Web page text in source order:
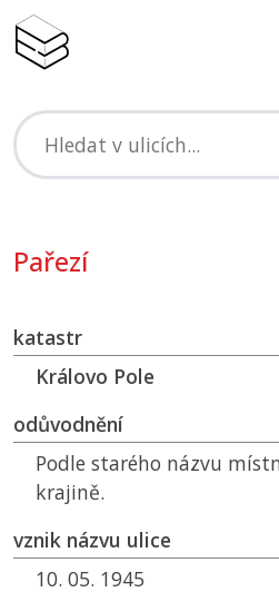
Pařezí
katastr
Královo Pole
odůvodnění
Podle starého názvu
krajině.
vznik názvu ulice
10. 05. 1945